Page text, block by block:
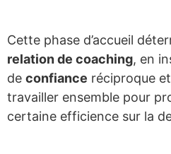
Cette phase d’accueil
relation de coaching, en
de confiance réciproque
travailler ensemble pour
certaine efficience sur la